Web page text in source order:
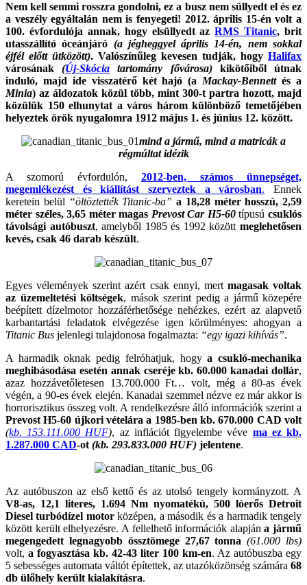
Nem kell semmi rosszra gondolni, ez a busz nem süllyedt el és ez
a veszély egyáltalán nem is fenyegeti! 2012. április 15-én volt a
100. évfordulója annak, hogy elsüllyedt azRMS Titanic, brit
utasszállító óceánjáró (a jégheggyel április 14-én, nem sokkal
éjfél előtt ütközött). Valószínűleg kevesen tudják, hogy Halifax
városának(Új-Skócia tartomány fővárosa)kikötőiből útnak
induló, majd ide visszatérő két hajó (a Mackay-Bennettés a
Minia) az áldozatok közül több, mint 300-t partra hozott, majd
közülük 150 elhunytat a város három különböző temetőjében
helyeztek örök nyugalomra 1912 május 1. és június 12. között.
mind a jármű, mind a matricák a
régmúltat idézik
A szomorú évfordulón, 2012-ben, számos ünnepséget,
megemlékezést és kiállítást szerveztek a városban. Ennek
keretein belül “öltöztették Titanic-ba” a 18,28 méter hosszú, 2,59
méter széles, 3,65 méter magas Prevost Car H5-60típusúcsuklós
távolsági autóbuszt, amelyből 1985 és 1992 közöttmeglehetősen
kevés, csak 46 darab készült.
Egyes vélemények szerint azért csak ennyi, mert magasak voltak
az üzemeltetési költségek, mások szerint pedig a jármű közepére
beépített dízelmotor hozzáférhetősége nehézkes, ezért az alapvető
karbantartási feladatok elvégezése igen körülményes: ahogyan a
Titanic Bus jelenlegi tulajdonosa fogalmazta: “egy igazi kihívás”.
A harmadik oknak pedig felróhatjuk, hogya csukló-mechanika
meghibásodása esetén annak cseréje kb. 60.000 kanadai dollár,
azaz hozzávetőletesen 13.700.000 Ft… volt, még a 80-as évek
végén, a 90-es évek elején. Kanadai szemmel nézve ez már akkor is
horrorisztikus összeg volt. A rendelkezésre álló információk szerint a
Prevost H5-60 újkori vételára a 1985-ben kb. 670.000 CAD volt
(kb. 153.111.000 HUF), az inflációt figyelembe véve ma ez kb.
1.287.000 CAD-ot (kb. 293.833.000 HUF) jelentene.
Az autóbuszon az első kettő és az utolsó tengely kormányzott. A
V8-as, 12,1 literes, 1.694 Nm nyomatékú, 500 lóerős Detroit
Diesel turbódízel motorközépen, a második és a harmadik tengely
között került elhelyezésre. A fellelhető információk alapjána jármű
megengedett legnagyobb össztömege 27,67 tonna (61.000 lbs)
volt, a fogyasztása kb. 42-43 liter 100 km-en. Az autóbuszba egy
5 sebességes automata váltót építettek, az utazóközönség számára 68
db ülőhely került kialakításra.